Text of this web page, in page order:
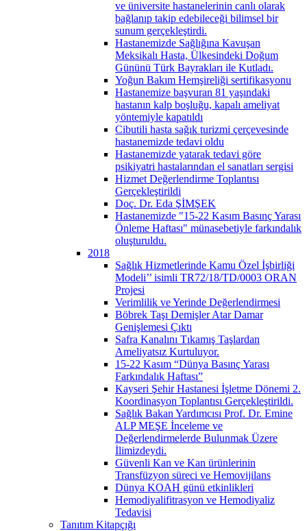
ve üniversite hastanelerinin canlı olarak
bağlanıp takip edebileceği bilimsel bir
sunum gerçekleştirdi.
Hastanemizde Sağlığına Kavuşan
Meksikalı Hasta, Ülkesindeki Doğum
Gününü Türk Bayrakları ile Kutladı.
Yoğun Bakım Hemşireliği sertifikasyonu
Hastanemize başvuran 81 yaşındaki
hastanın kalp boşluğu, kapalı ameliyat
yöntemiyle kapatıldı
Cibutili hasta sağık turizmi çerçevesinde
hastanemizde tedavi oldu
Hastanemizde yatarak tedavi göre
psikiyatri hastalarından el sanatları sergisi
Hizmet Değerlendirme Toplantısı
Gerçekleştirildi
Doç. Dr. Eda ŞİMŞEK
Hastanemizde "15-22 Kasım Basınç Yarası
Önleme Haftası" münasebetiyle farkındalık
oluşturuldu.
2018
Sağlık Hizmetlerinde Kamu Özel İşbirliği
Modeli’’ isimli TR72/18/TD/0003 ORAN
Projesi
Verimlilik ve Yerinde Değerlendirmesi
Böbrek Taşı Demişler Atar Damar
Genişlemesi Çıktı
Safra Kanalını Tıkamış Taşlardan
Ameliyatsız Kurtuluyor.
15-22 Kasım “Dünya Basınç Yarası
Farkındalık Haftası”
Kayseri Şehir Hastanesi İşletme Dönemi 2.
Koordinasyon Toplantısı Gerçekleştirildi.
Sağlık Bakan Yardımcısı Prof. Dr. Emine
ALP MEŞE İnceleme ve
Değerlendirmelerde Bulunmak Üzere
İlimizdeydi.
Güvenli Kan ve Kan ürünlerinin
Transfüzyon süreci ve Hemovijilans
Dünya KOAH günü etkinlikleri
Hemodiyalifitrasyon ve Hemodiyaliz
Tedavisi
Tanıtım Kitapçığı